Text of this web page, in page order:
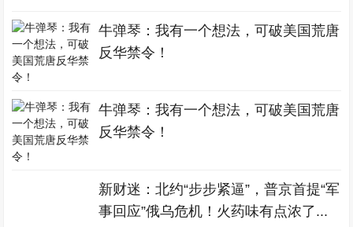
牛弹琴：我有一个想法，可破美国荒唐
反华禁令！
牛弹琴：我有一个想法，可破美国荒唐
反华禁令！
新财迷：北约“步步紧逼”，普京首提“军
事回应”俄乌危机！火药味有点浓了...